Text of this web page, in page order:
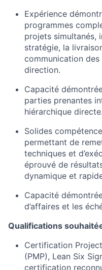
Expérience
programmes
projets simultanés,
stratégie, la
communication
direction.
Capacité
parties prenantes
hiérarchique directe.
Solides
permettant de
techniques et
éprouvé de
dynamique et
Capacité
d’affaires et les
Qualifications
Certification
(PMP), Lean Six
certification